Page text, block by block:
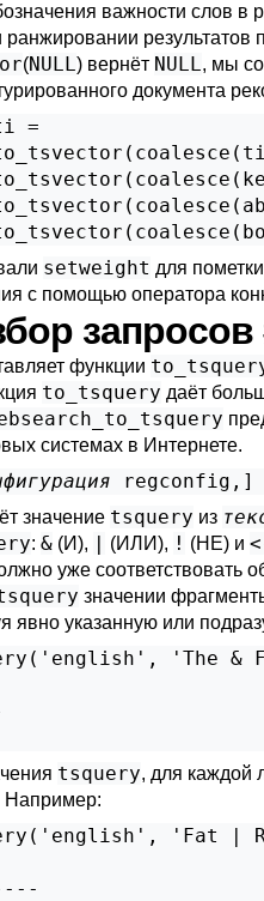
важности слов в
ранжировании результатов
(NULL) вернёт NULL, мы
документа
ti =
setweight для
с помощью оператора
запросов
функции
to_tsquery даёт
системах в Интернете.
regconfig , ]
значение tsquery из
: & (И), | (ИЛИ), ! (НЕ) и
уже соответствовать
значении
явно указанную или
'The &
tsquery, для каждой
Например:
'Fat |